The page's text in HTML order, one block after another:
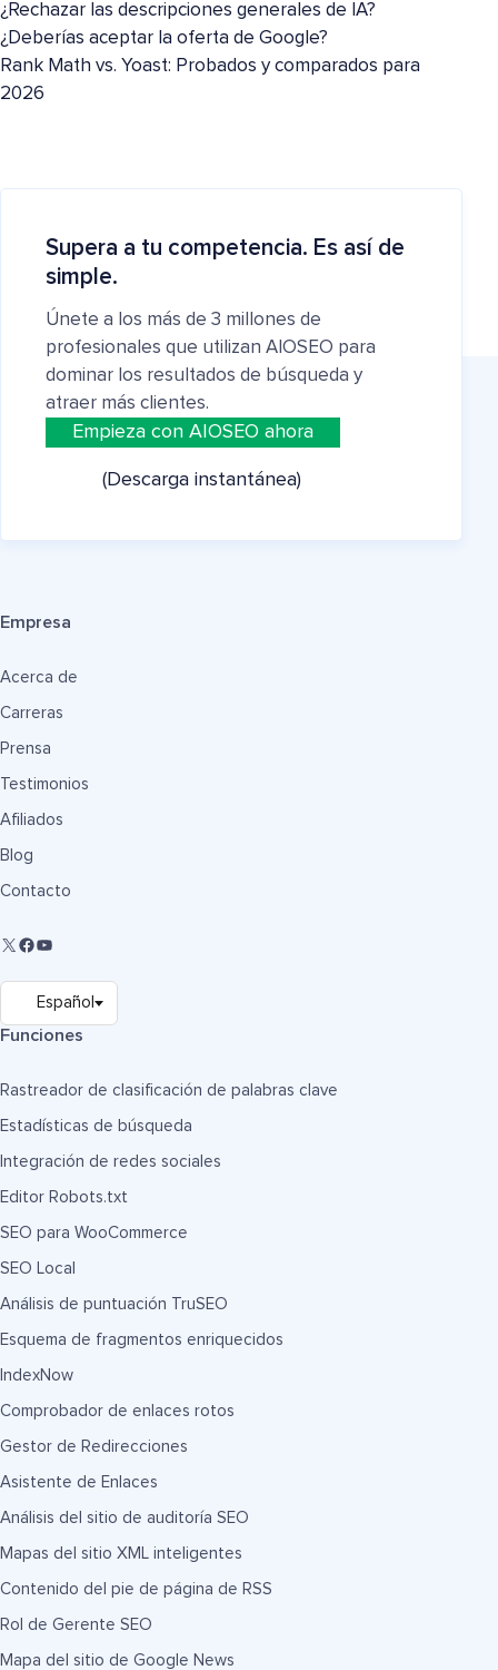
¿Rechazar las descripciones generales de IA?
¿Deberías aceptar la oferta de Google?
Rank Math vs. Yoast: Probados y comparados para
2026
Supera a tu competencia. Es así de
simple.
Únete a los más de 3 millones de
profesionales que utilizan AIOSEO para
dominar los resultados de búsqueda y
atraer más clientes.
Empieza con AIOSEO ahora
(Descarga instantánea)
Empresa
Acerca de
Carreras
Prensa
Testimonios
Afiliados
Blog
Contacto
Funciones
Rastreador de clasificación de palabras clave
Estadísticas de búsqueda
Integración de redes sociales
Editor Robots.txt
SEO para WooCommerce
SEO Local
Análisis de puntuación TruSEO
Esquema de fragmentos enriquecidos
IndexNow
Comprobador de enlaces rotos
Gestor de Redirecciones
Asistente de Enlaces
Análisis del sitio de auditoría SEO
Mapas del sitio XML inteligentes
Contenido del pie de página de RSS
Rol de Gerente SEO
Mapa del sitio de Google News